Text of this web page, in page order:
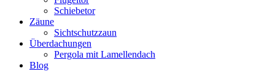
Schiebetor
Zäune
Sichtschutzzaun
Überdachungen
Pergola mit Lamellendach
Blog